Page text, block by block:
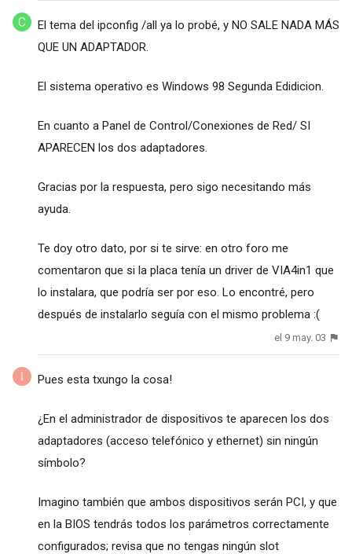
El tema del ipconfig /all ya lo probé, y NO SALE NADA MÁS
QUE UN ADAPTADOR.
El sistema operativo es Windows 98 Segunda Edidicion.
En cuanto a Panel de Control/Conexiones de Red/ SI
APARECEN los dos adaptadores.
Gracias por la respuesta, pero sigo necesitando más
ayuda.
Te doy otro dato, por si te sirve: en otro foro me
comentaron que si la placa tenía un driver de VIA4in1 que
lo instalara, que podría ser por eso. Lo encontré, pero
después de instalarlo seguía con el mismo problema :(
el 9 may. 03
Pues esta txungo la cosa!
¿En el administrador de dispositivos te aparecen los dos
adaptadores (acceso telefónico y ethernet) sin ningún
símbolo?
Imagino también que ambos dispositivos serán PCI, y que
en la BIOS tendrás todos los parámetros correctamente
configurados; revisa que no tengas ningún slot